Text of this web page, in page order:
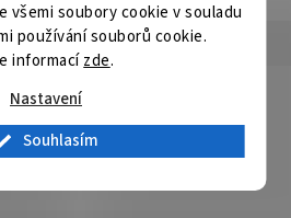
všemi soubory cookie v souladu
používání souborů cookie.
informacízde.
Nastavení
Souhlasím